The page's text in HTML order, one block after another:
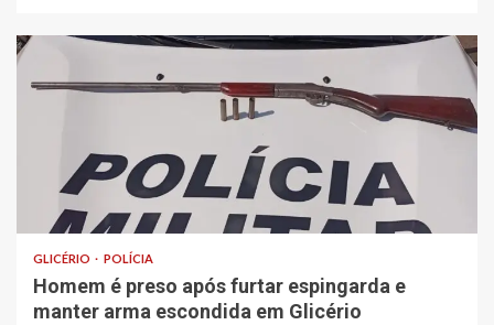
GLICÉRIO POLÍCIA
Homem é preso após furtar espingarda e
manter arma escondida em Glicério